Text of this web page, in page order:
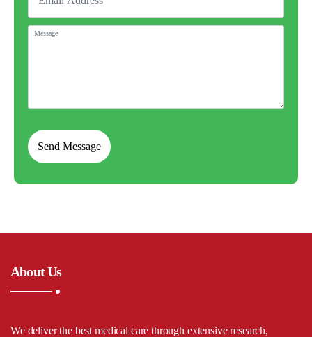
About Us
We deliver the best medical care through extensive research,